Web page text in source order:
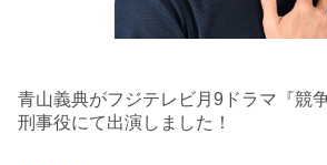
青山義典がフジテレビ月9ドラマ『競
刑事役にて出演しました！